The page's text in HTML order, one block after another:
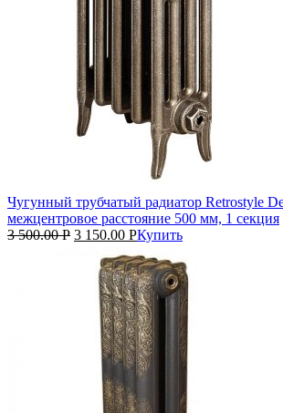
Чугунный трубчатый радиатор Retrostyle
межцентровое расстояние 500 мм, 1 секция
3 500.00Р 3 150.00 РКупить